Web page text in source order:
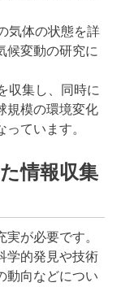
気体の状態を詳
候変動の研究に
収集し、同時に
規模の環境変化
ています。
情報収集
が必要です。
学的発見や技術
動向などについ